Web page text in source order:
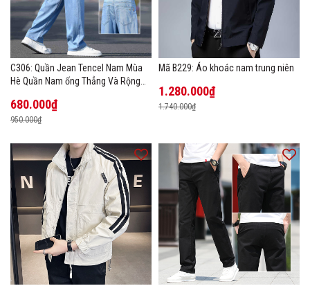
C306: Quần Jean Tencel Nam Mùa
Hè Quần Nam ống Thẳng Và Rộng
680.000₫
950.000₫
Mã B229: Áo khoác nam trung niên
1.280.000₫
1.740.000₫